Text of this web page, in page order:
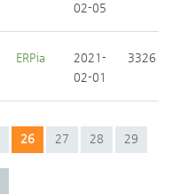
02-05
ERPia
2021-
02-01
3326
26 27 28 29